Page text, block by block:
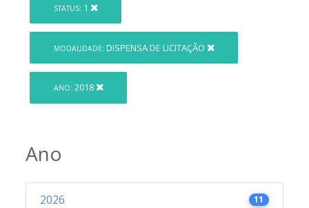
STATUS: 1
MODALIDADE: DISPENSA DE LICITAÇÃO
ANO: 2018
Ano
2026 11